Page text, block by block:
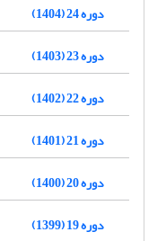
دوره 24 (1404)
دوره 23 (1403)
دوره 22 (1402)
دوره 21 (1401)
دوره 20 (1400)
دوره 19 (1399)